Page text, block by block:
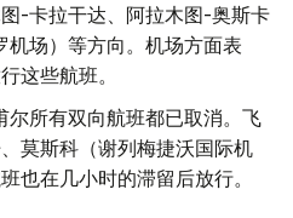
-卡拉干达、阿拉木图-奥斯卡
场）等方向。机场方面表
这些航班。
所有双向航班都已取消。飞
莫斯科（谢列梅捷沃国际机
也在几小时的滞留后放行。